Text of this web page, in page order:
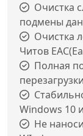
Очистка
подмены
Очистка
Читов
Полная
Windows 10
Не